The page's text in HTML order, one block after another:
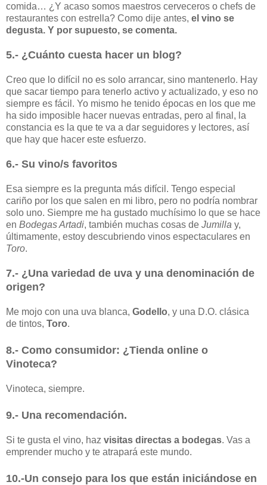
comida… ¿Y acaso somos maestros cerveceros o chefs de
restaurantes con estrella? Como dije antes, el vino se
degusta. Y por supuesto, se comenta.
5.- ¿Cuánto cuesta hacer un blog?
Creo que lo difícil no es solo arrancar, sino mantenerlo. Hay
que sacar tiempo para tenerlo activo y actualizado, y eso no
siempre es fácil. Yo mismo he tenido épocas en los que me
ha sido imposible hacer nuevas entradas, pero al final, la
constancia es la que te va a dar seguidores y lectores, así
que hay que hacer este esfuerzo.
6.- Su vino/s favoritos
Esa siempre es la pregunta más difícil. Tengo especial
cariño por los que salen en mi libro, pero no podría nombrar
solo uno. Siempre me ha gustado muchísimo lo que se hace
en Bodegas Artadi, también muchas cosas de Jumilla y,
últimamente, estoy descubriendo vinos espectaculares en
Toro.
7.- ¿Una variedad de uva y una denominación de
origen?
Me mojo con una uva blanca, Godello, y una D.O. clásica
de tintos, Toro.
8.- Como consumidor: ¿Tienda online o
Vinoteca?
Vinoteca, siempre.
9.- Una recomendación.
Si te gusta el vino, haz visitas directas a bodegas. Vas a
emprender mucho y te atrapará este mundo.
10.-Un consejo para los que están iniciándose en